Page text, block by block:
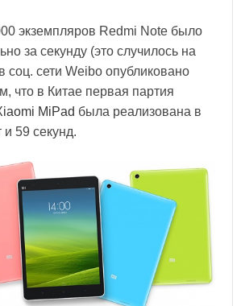
экземпляров Redmi Note было
за секунду (это случилось на
соц. сети Weibo опубликовано
что в Китае первая партия
MiPad была реализована в
и 59 секунд.